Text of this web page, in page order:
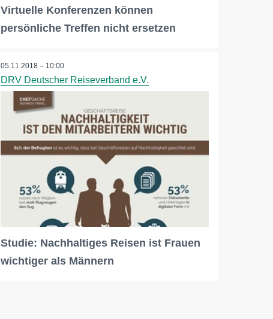
Virtuelle Konferenzen können
persönliche Treffen nicht ersetzen
05.11.2018 – 10:00
DRV Deutscher Reiseverband e.V.
Studie: Nachhaltiges Reisen ist Frauen
wichtiger als Männern